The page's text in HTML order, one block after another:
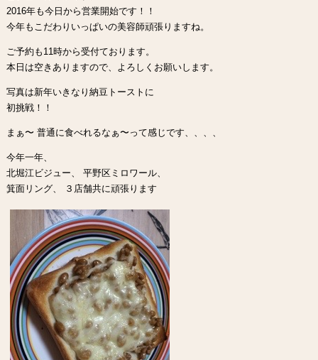
2016年も今日から営業開始です！！
今年もこだわりいっぱいの美容師頑張りますね。
ご予約も11時から受付ております。
本日は空きありますので、よろしくお願いします。
写真は新年いきなり納豆トーストに
初挑戦！！
まぁ〜 普通に食べれるなぁ〜って感じです、、、、
今年一年、
北堀江ビジュー、 平野区ミロワール、
箕面リング、 ３店舗共に頑張ります